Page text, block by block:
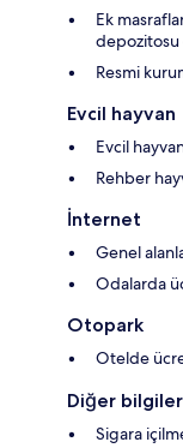
Ek
Resmi
Evcil hayvan
Evcil
Rehber
İnternet
Genel
Odalarda
Otopark
Otelde
Diğer bilgiler
Sigara